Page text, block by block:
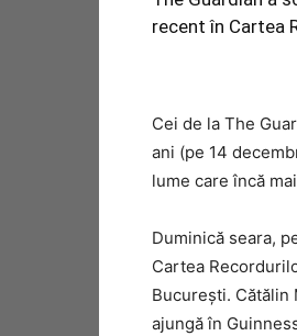
recent în Cartea
Cei de la The
ani (pe 14
lume care încă
Duminică seara,
Cartea
Bucureşti. Cătălin
ajungă în